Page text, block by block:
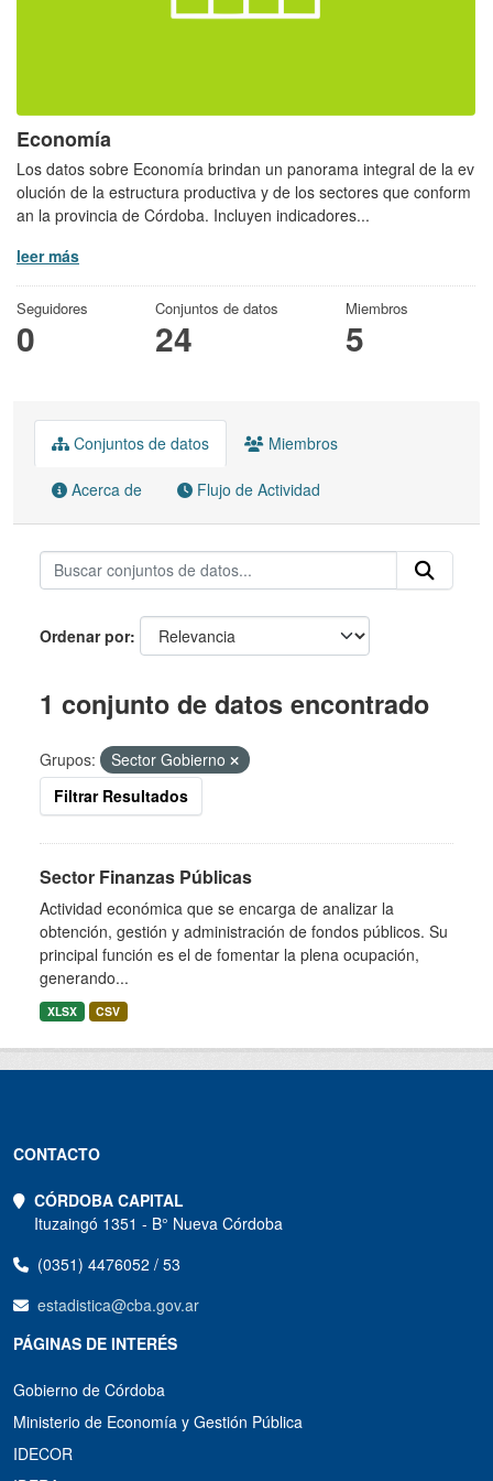
Economía
Los datos sobre Economía brindan un panorama integral de la ev
olución de la estructura productiva y de los sectores que conform
an la provincia de Córdoba. Incluyen indicadores...
leer más
Seguidores
0
Conjuntos de datos
24
Miembros
5
Conjuntos de datos Miembros
Acerca de Flujo de Actividad
Ordenar por
1 conjunto de datos encontrado
Grupos:
Sector Gobierno
Filtrar Resultados
Sector Finanzas Públicas
Actividad económica que se encarga de analizar la
obtención, gestión y administración de fondos públicos. Su
principal función es el de fomentar la plena ocupación,
generando...
XLSX CSV
CONTACTO
CÓRDOBA CAPITAL
Ituzaingó 1351 - B° Nueva Córdoba
(0351) 4476052 / 53
estadistica@cba.gov.ar
PÁGINAS DE INTERÉS
Gobierno de Córdoba
Ministerio de Economía y Gestión Pública
IDECOR